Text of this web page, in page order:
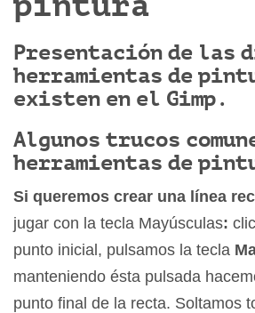
Presentación de las
herramientas de
existen en el Gimp.
Algunos trucos
herramientas de
Si queremos crear una línea
jugar con la tecla Mayúsculas:
punto inicial, pulsamos la tecla
manteniendo ésta pulsada
punto final de la recta. Soltamos